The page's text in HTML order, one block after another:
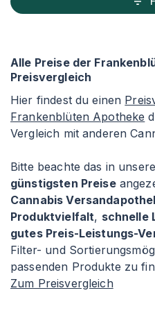
Alle Preise der
Preisvergleich
Hier findest du einen
Frankenblüten Apotheke
Vergleich mit anderen
Bitte beachte das in
günstigsten Preise
Cannabis
Produktvielfalt, schnelle
gutes Preis-Leistungs-
Filter- und
passenden Produkte zu
Zum Preisvergleich